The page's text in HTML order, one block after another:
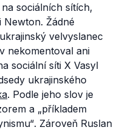
sociálních sítích,
Newton. Žádné
velvyslanec
nekomentoval ani
sociální síti X Vasyl
ukrajinského
. Podle jeho slov je
a „příkladem
. Zároveň Ruslan